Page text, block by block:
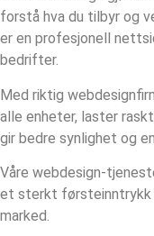
forstå hva du tilbyr og
er en profesjonell
bedrifter.
Med riktig
alle enheter, laster
gir bedre synlighet og
Våre webdesign-
et sterkt førsteinntrykk
marked.